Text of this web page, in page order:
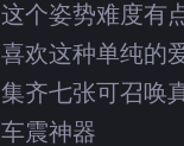
这个姿势难度有
喜欢这种单纯的
集齐七张可召唤
车震神器